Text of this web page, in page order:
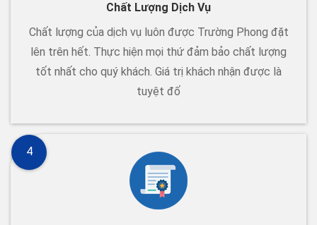
Chất Lượng Dịch Vụ
Chất lượng của dịch vụ luôn được Trường Phong đặt
lên trên hết. Thực hiện mọi thứ đảm bảo chất lượng
tốt nhất cho quý khách. Giá trị khách nhận được là
tuyệt đố
4